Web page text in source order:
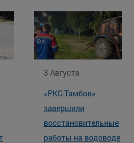
3 Августа
«РКС-Тамбов»
завершили
восстановительные
работы на водоводе